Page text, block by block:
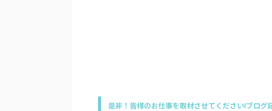
是非！皆様のお仕事を取材させてください!ブログ